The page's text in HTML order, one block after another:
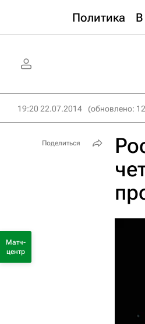
Политика
19:20 22.07.2014 (обновлено:
Поделиться
Матч-
центр